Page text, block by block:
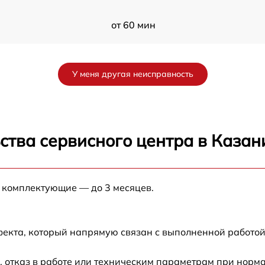
от 60 мин
от 60 мин
от 60 мин
У меня другая неисправность
сервисного центра в
комплектующие — до 3 месяцев.
который напрямую связан с выполненной
в работе или техническим параметрам при